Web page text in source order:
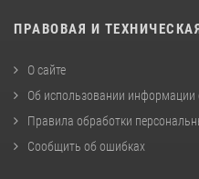
ПРАВОВАЯ И
О сайте
Об использовании информации
Правила обработки
Сообщить об ошибках